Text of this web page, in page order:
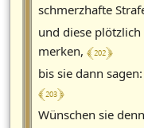
schmerzhafte
und diese
merken, ﴾ 202 ﴿
bis sie dann
﴾ 203 ﴿
Wünschen sie